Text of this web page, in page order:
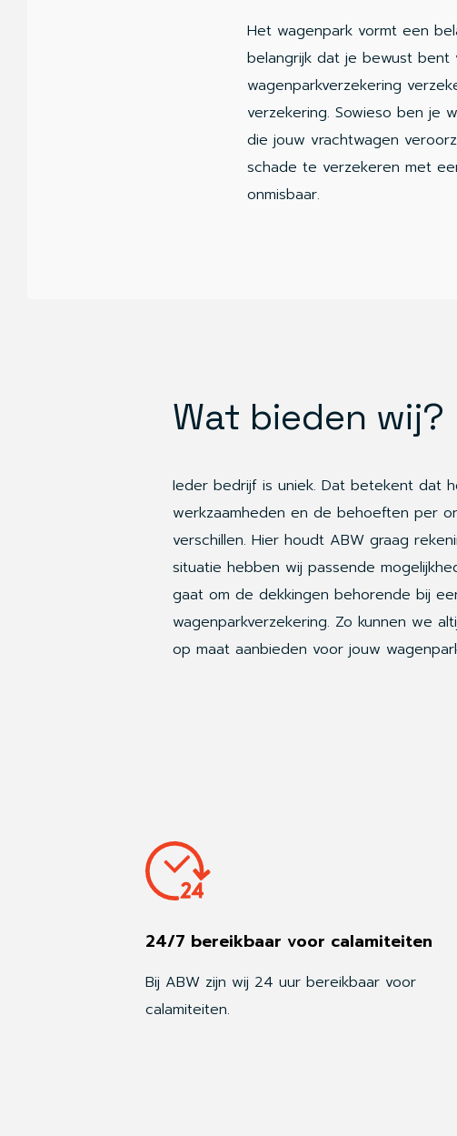
Het wagenpark vormt een
belangrijk dat je bewust bent
wagenparkverzekering
verzekering. Sowieso ben je
die jouw vrachtwagen
schade te verzekeren met
onmisbaar.
Wat bieden wij?
Ieder bedrijf is uniek. Dat betekent dat
werkzaamheden en de behoeften per
verschillen. Hier houdt ABW graag
situatie hebben wij passende
gaat om de dekkingen behorende bij
wagenparkverzekering. Zo kunnen we
op maat aanbieden voor jouw
24/7 bereikbaar voor calamiteiten
Bij ABW zijn wij 24 uur bereikbaar voor
calamiteiten.